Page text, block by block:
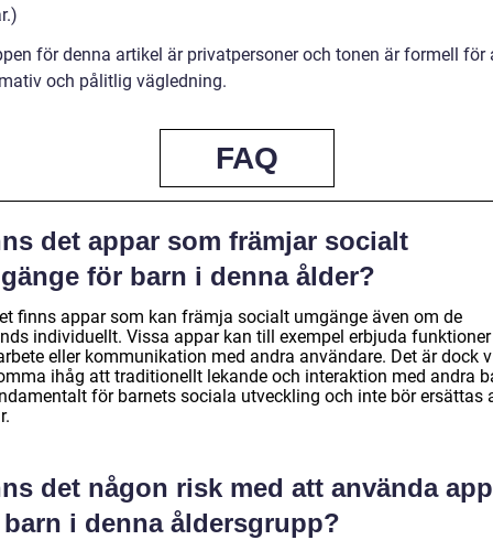
för denna artikel är privatpersoner och tonen är formell för
och pålitlig vägledning.
FAQ
det appar som främjar socialt
för barn i denna ålder?
finns appar som kan främja socialt umgänge även om de
individuellt. Vissa appar kan till exempel erbjuda
eller kommunikation med andra användare. Det är dock
ihåg att traditionellt lekande och interaktion med andra
för barnets sociala utveckling och inte bör ersättas
det någon risk med att använda
i denna åldersgrupp?